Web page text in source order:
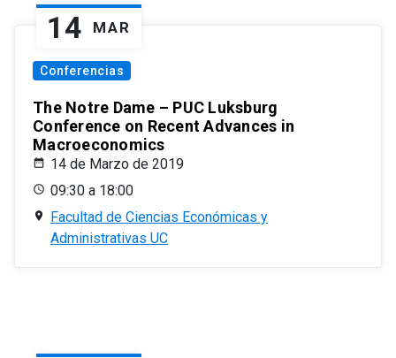
14 MAR
Conferencias
The Notre Dame – PUC Luksburg
Conference on Recent Advances in
Macroeconomics
14 de Marzo de 2019
09:30 a 18:00
Facultad de Ciencias Económicas y
Administrativas UC